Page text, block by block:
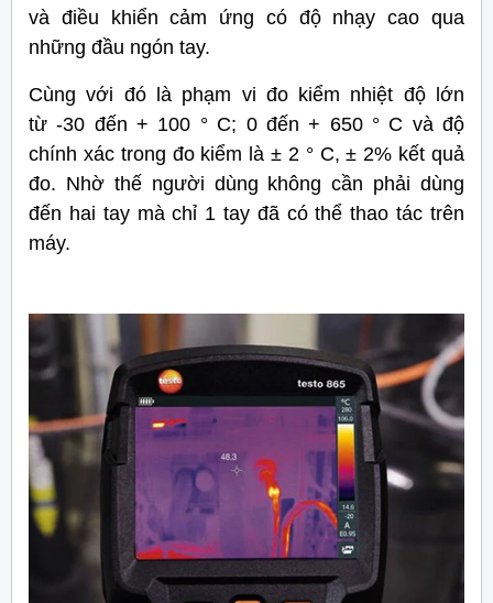
và điều khiển cảm ứng có độ nhạy cao qua
những đầu ngón tay.
Cùng với đó là phạm vi đo kiểm nhiệt độ lớn
từ -30 đến + 100 ° C; 0 đến + 650 ° C và độ
chính xác trong đo kiểm là ± 2 ° C, ± 2% kết quả
đo. Nhờ thế người dùng không cần phải dùng
đến hai tay mà chỉ 1 tay đã có thể thao tác trên
máy.